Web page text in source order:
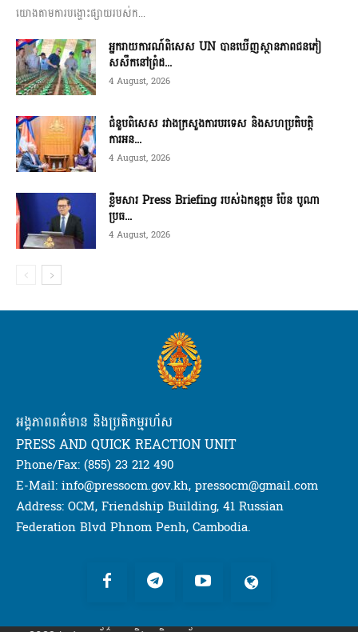
យោងតាមការបង្ហោះផ្សាយរបស់ក...
អ្នករាយការណ៍ពិសេស UN បានឃើញស្ថានភាពជនភៀ
សសឹកនៅព្រំដ...
4 August, 2026
ជំនួបពិសេស រវាងក្រសួងការបរទេស និងសហប្រតិបត្តិ
ការអន...
4 August, 2026
ខ្លឹមសារ Press Briefing របស់ឯកឧត្តម ប៉ែន បូណា
ប្រធ...
4 August, 2026
អង្គភាពពត៌មាន និងប្រតិកម្មរហ័ស
PRESS AND QUICK REACTION UNIT
Phone/Fax: (855) 23 212 490
E-Mail: info@pressocm.gov.kh, pressocm@gmail.com
Address: OCM, Friendship Building, 41 Russian
Federation Blvd Phnom Penh, Cambodia.